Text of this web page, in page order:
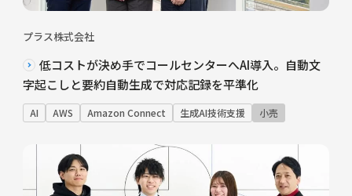
プラス株式会社
低コストが決め手でコールセンターへAI導入。自動文
字起こしと要約自動生成で対応記録を平準化
AI AWS Amazon Connect 生成AI技術支援 小売